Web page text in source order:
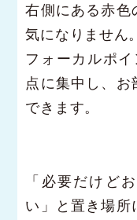
右側にある赤色
気になりません。
フォーカルポ
点に集中し、お
できます。
「必要だけど
い」と置き場所